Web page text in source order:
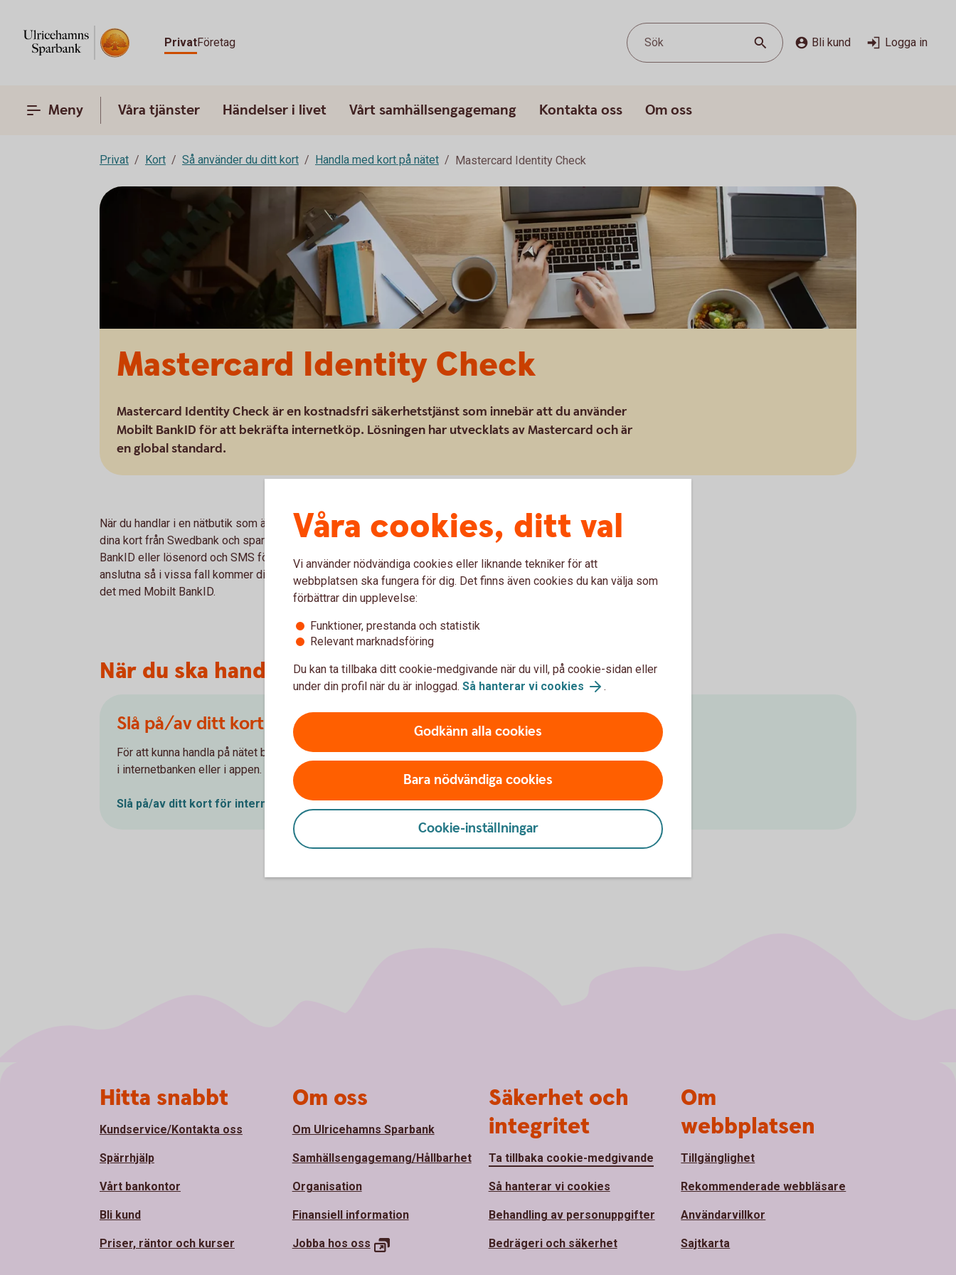
PrivatFöretag Sök Bli kund Logga in
Meny Våra tjänster Händelser i livet Vårt samhällsengagemang Kontakta oss Om oss
Privat Kort Så använder du ditt kort Handla med kort på nätet Mastercard Identity Check
Mastercard Identity Check
Mastercard Identity Check är en kostnadsfri säkerhetstjänst som innebär att du använder
Mobilt BankID för att bekräfta internetköp. Lösningen har utvecklats av Mastercard och är
en global standard.
När du handlar i en nätbutik som är ansluten till Mastercard Identity Check med något av
dina kort från Swedbank och sparbankerna kommer du att uppmanas att använda Mobilt
BankID eller lösenord och SMS för att bekräfta betalningen. Alla butiker är i nuläget inte
anslutna så i vissa fall kommer ditt köp gå igenom utan att du får möjlighet att bekräfta
det med Mobilt BankID.
När du ska handla på nätet
Slå på/av ditt kort för internetköp
För att kunna handla på nätet behöver du slå på ditt kort för internetköp, det gör du enkelt
i internetbanken eller i appen.
Slå på/av ditt kort för internetköp
Våra cookies, ditt val
Vi använder nödvändiga cookies eller liknande tekniker för att
webbplatsen ska fungera för dig. Det finns även cookies du kan välja som
förbättrar din upplevelse:
Funktioner, prestanda och statistik
Relevant marknadsföring
Du kan ta tillbaka ditt cookie-medgivande när du vill, på cookie-sidan eller
under din profil när du är inloggad. Så hanterar vi cookies .
Godkänn alla cookies
Bara nödvändiga cookies
Cookie-inställningar
Hitta snabbt
Kundservice/Kontakta oss
Spärrhjälp
Vårt bankontor
Bli kund
Priser, räntor och kurser
Om oss
Om Ulricehamns Sparbank
Samhällsengagemang/Hållbarhet
Organisation
Finansiell information
Jobba hos oss
Säkerhet och
integritet
Ta tillbaka cookie-medgivande
Så hanterar vi cookies
Behandling av personuppgifter
Bedrägeri och säkerhet
Om
webbplatsen
Tillgänglighet
Rekommenderade webbläsare
Användarvillkor
Sajtkarta